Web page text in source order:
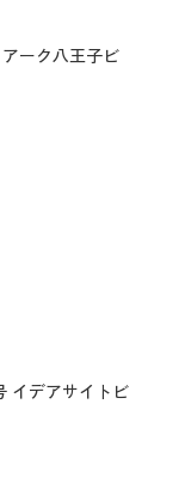
ーク八王子ビ
イデアサイトビ